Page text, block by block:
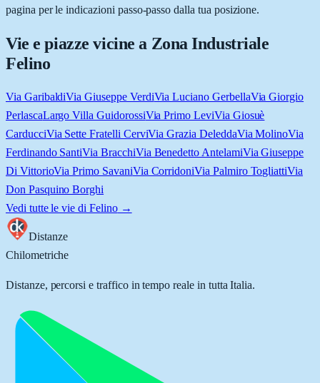
pagina per le indicazioni passo-passo dalla tua posizione.
Vie e piazze vicine a Zona Industriale
Felino
Via GaribaldiVia Giuseppe VerdiVia Luciano GerbellaVia Giorgio
PerlascaLargo Villa GuidorossiVia Primo LeviVia Giosuè
CarducciVia Sette Fratelli CerviVia Grazia DeleddaVia MolinoVia
Ferdinando SantiVia BracchiVia Benedetto AntelamiVia Giuseppe
Di VittorioVia Primo SavaniVia CorridoniVia Palmiro TogliattiVia
Don Pasquino Borghi
Vedi tutte le vie di Felino→
Distanze
Chilometriche
Distanze, percorsi e traffico in tempo reale in tutta Italia.